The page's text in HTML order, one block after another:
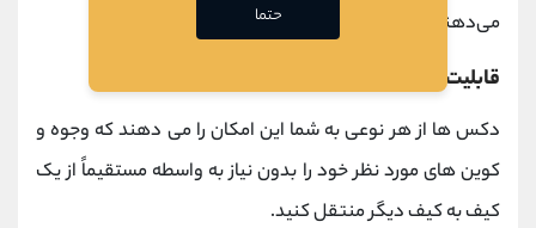
می‌دهند تا بهترین خرید و فروش را داشته باشند.
قابلیت غیرمتمرکز بودن
دکس ها از هر نوعی به شما این امکان را می دهند که وجوه و
کوین های مورد نظر خود را بدون نیاز به واسطه مستقیماً از یک
کیف به کیف دیگر منتقل کنید.
حتما